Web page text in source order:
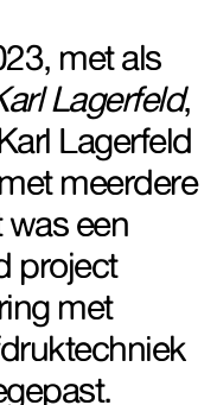
met als
Lagerfeld,
Lagerfeld
meerdere
een
project
met